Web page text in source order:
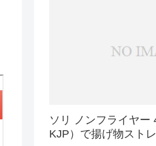
ソリ ノンフライヤー
KJP）で揚げ物スト